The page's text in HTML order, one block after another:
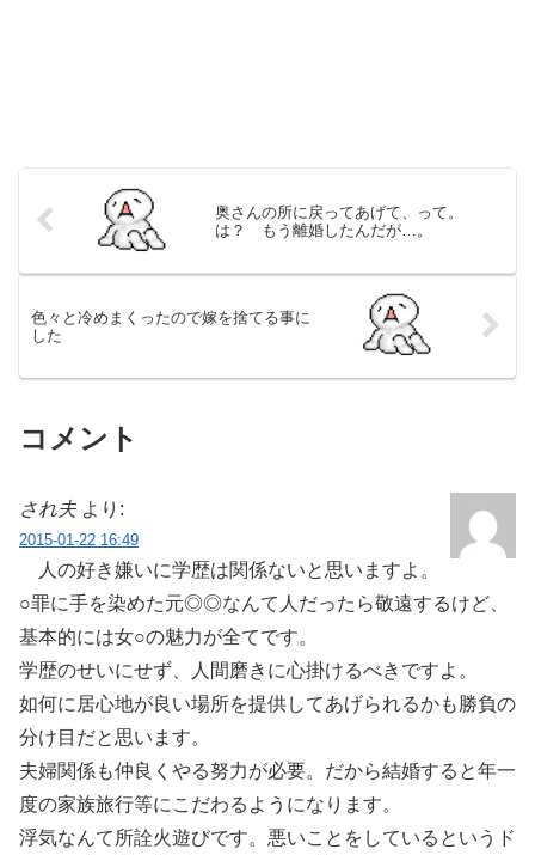
奥さんの所に戻ってあげて、って。
は？ もう離婚したんだが…。
色々と冷めまくったので嫁を捨てる事に
した
コメント
され夫 より:
2015-01-22 16:49
人の好き嫌いに学歴は関係ないと思いますよ。
○罪に手を染めた元◎◎なんて人だったら敬遠するけど、
基本的には女○の魅力が全てです。
学歴のせいにせず、人間磨きに心掛けるべきですよ。
如何に居心地が良い場所を提供してあげられるかも勝負の
分け目だと思います。
夫婦関係も仲良くやる努力が必要。だから結婚すると年一
度の家族旅行等にこだわるようになります。
浮気なんて所詮火遊びです。悪いことをしているというド